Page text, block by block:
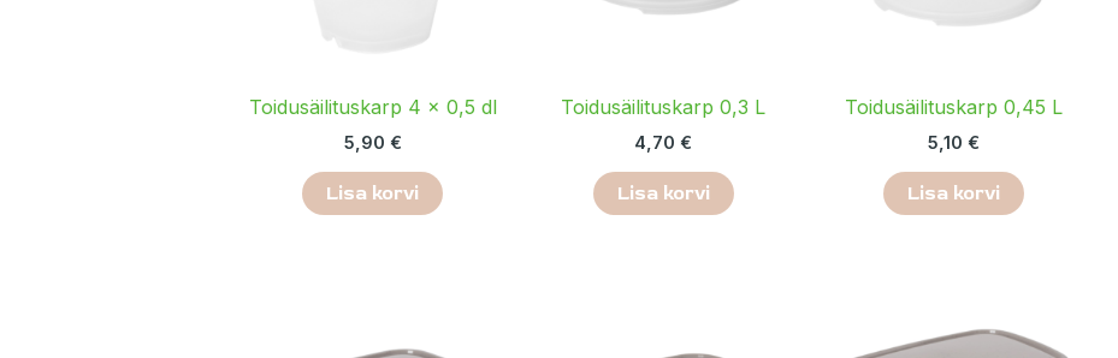
Toidusäilituskarp 4 × 0,5 dl
5,90 €
Lisa korvi
Toidusäilituskarp 0,3 L
4,70 €
Lisa korvi
Toidusäilituskarp 0,45 L
5,10 €
Lisa korvi